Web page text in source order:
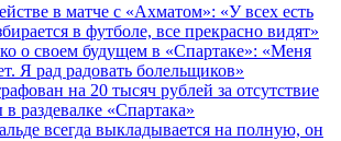
в матче с «Ахматом»: «У всех есть
в футболе, все прекрасно видят»
о своем будущем в «Спартаке»: «Меня
Я рад радовать болельщиков»
на 20 тысяч рублей за отсутствие
раздевалке «Спартака»
всегда выкладывается на полную, он